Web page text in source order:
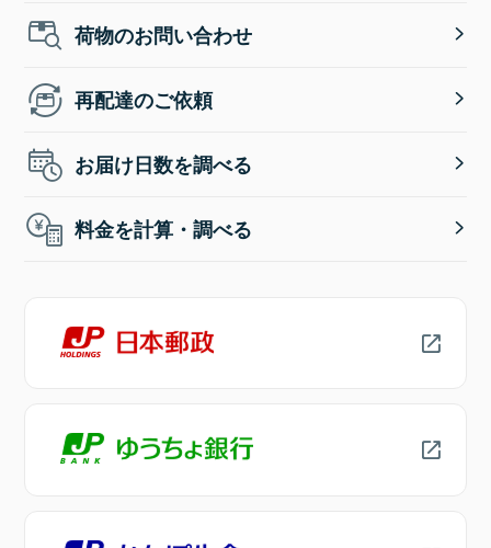
荷物のお問い合わせ
再配達のご依頼
お届け日数を調べる
料金を計算・調べる